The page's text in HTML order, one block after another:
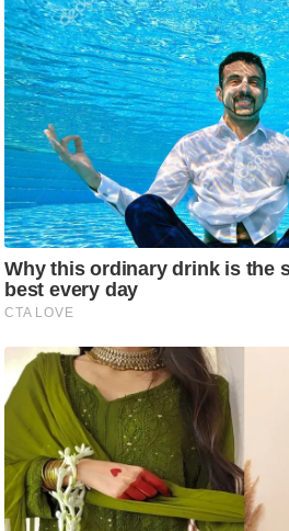
ज्यो
ति
ष
प्र
भु
हि
मा
/
ध
र्म
ल
व्र
त
त्यो
हा
र